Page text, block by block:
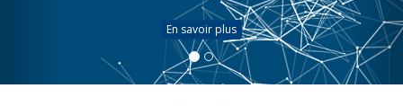
En savoir plus